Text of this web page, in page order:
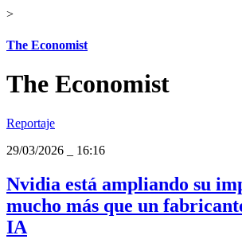
>
The Economist
The Economist
Reportaje
29/03/2026
16:16
Nvidia está ampliando su
mucho más que un
IA